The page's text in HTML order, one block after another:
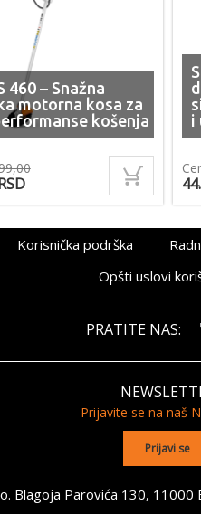
460 – Snažna
motorna kosa za
košenja
i
Korisnička podrška
Opšti uslovi
PRATITE NAS:
Prijavite se na naš
Blagoja Parovića 130, 11000